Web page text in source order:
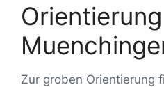
Zur groben Orientierung